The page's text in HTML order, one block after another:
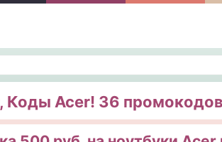
Acer! 36 промокодов